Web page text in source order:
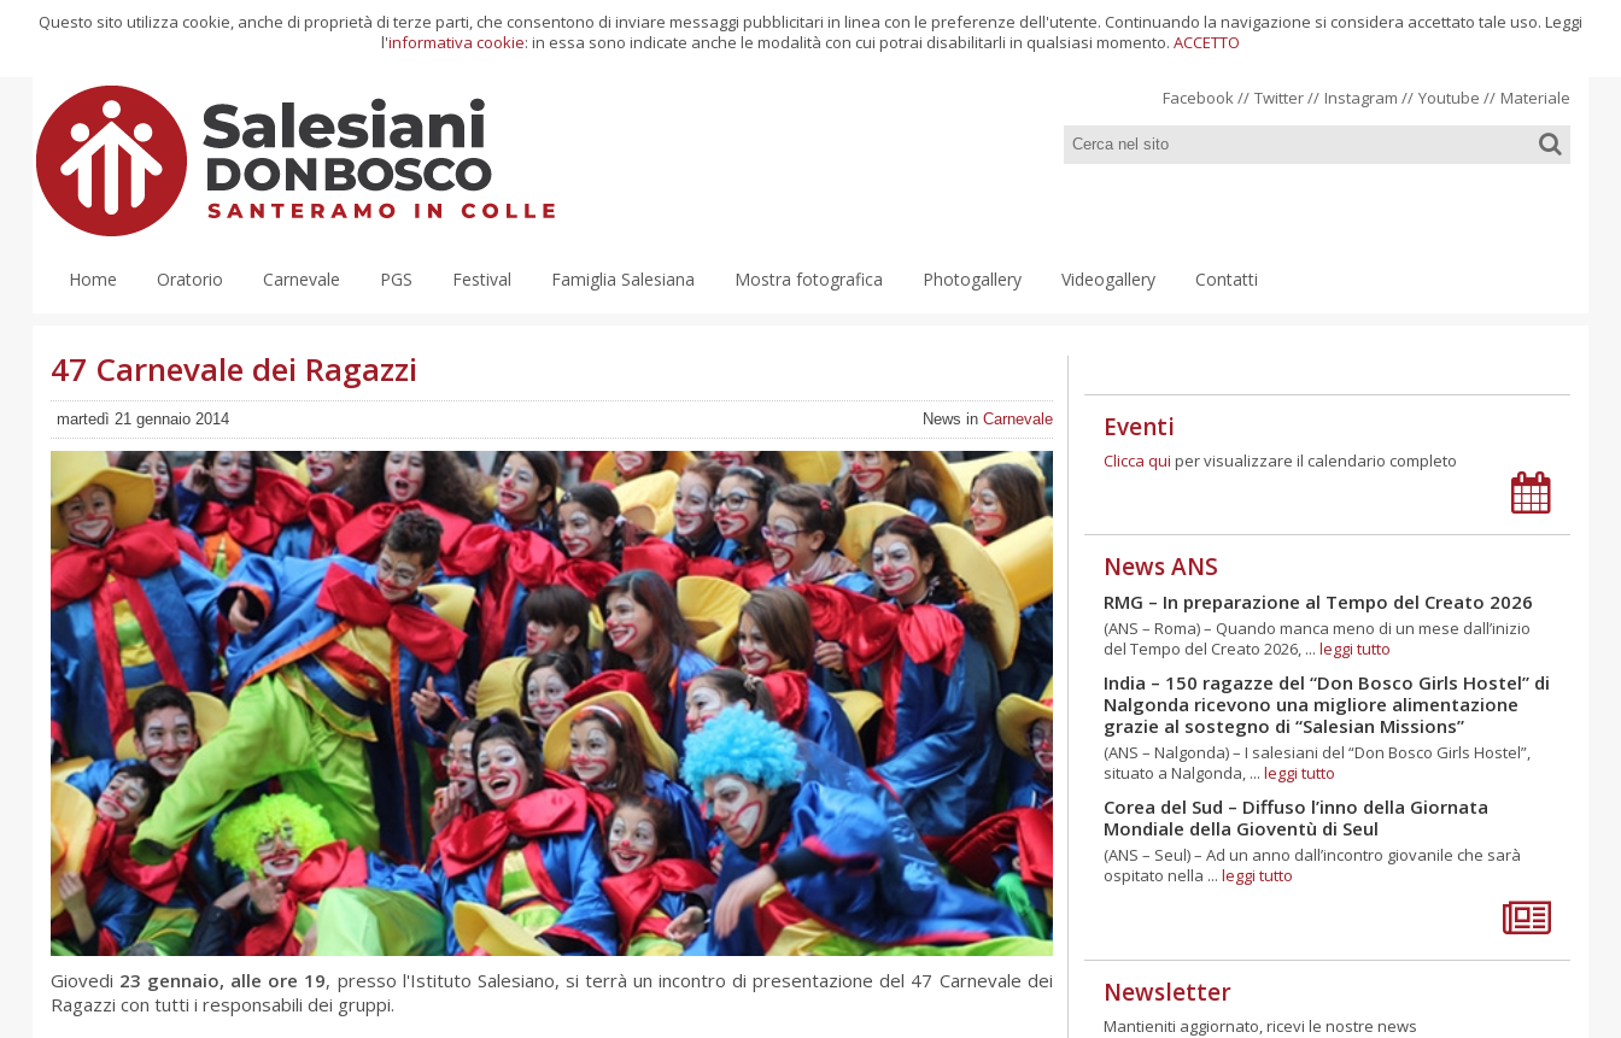
Questo sito utilizza cookie, anche di proprietà di terze parti, che consentono di inviare messaggi pubblicitari in linea con le preferenze dell'utente. Continuando la navigazione si considera accettato tale uso. Leggi
l'informativa cookie: in essa sono indicate anche le modalità con cui potrai disabilitarli in qualsiasi momento. ACCETTO
Facebook// Twitter// Instagram // Youtube // Materiale
Home Oratorio Carnevale PGS Festival Famiglia Salesiana Mostra fotografica Photogallery Videogallery Contatti
47 Carnevale dei Ragazzi
martedì 21 gennaio 2014 News in Carnevale
Giovedi 23 gennaio, alle ore 19, presso l'Istituto Salesiano, si terrà un incontro di presentazione del 47 Carnevale dei
Ragazzi con tutti i responsabili dei gruppi.
Eventi
Clicca qui per visualizzare il calendario completo
News ANS
RMG – In preparazione al Tempo del Creato 2026
(ANS – Roma) – Quando manca meno di un mese dall’inizio
del Tempo del Creato 2026, ... leggi tutto
India – 150 ragazze del “Don Bosco Girls Hostel” di
Nalgonda ricevono una migliore alimentazione
grazie al sostegno di “Salesian Missions”
(ANS – Nalgonda) – I salesiani del “Don Bosco Girls Hostel”,
situato a Nalgonda, ... leggi tutto
Corea del Sud – Diffuso l’inno della Giornata
Mondiale della Gioventù di Seul
(ANS – Seul) – Ad un anno dall’incontro giovanile che sarà
ospitato nella ... leggi tutto
Newsletter
Mantieniti aggiornato, ricevi le nostre news